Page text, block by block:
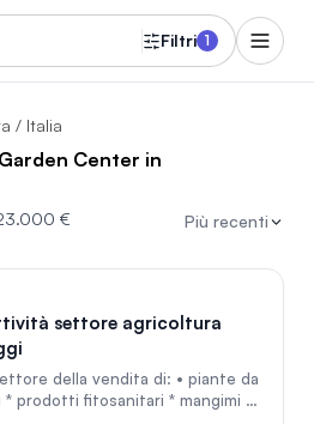
Filtri 1
/ Italia
Center in
€ Più recenti
settore agricoltura
vendita di: • piante da